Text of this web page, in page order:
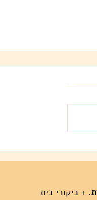
. + ביקורי בית